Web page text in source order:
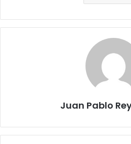
Juan Pablo